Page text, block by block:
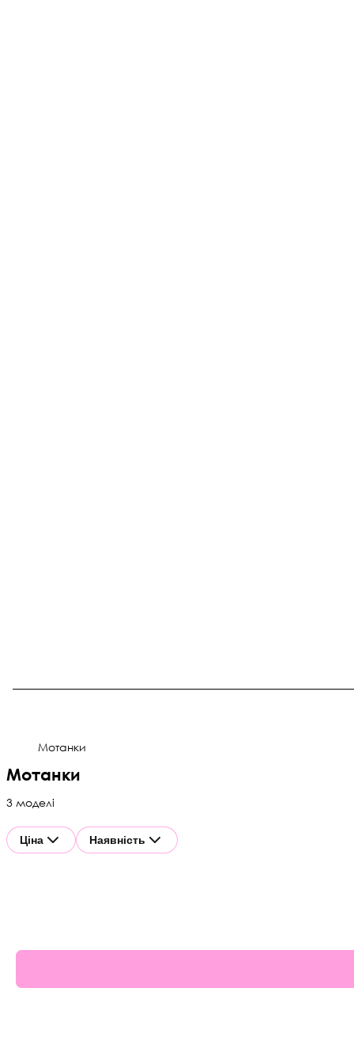
Мотанки
Мотанки
3 моделі
Ціна Наявність